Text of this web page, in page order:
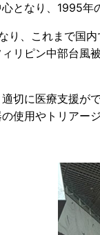
となり、1995年
り、これまで国
リピン中部台風
切に医療支援が
使用やトリアー